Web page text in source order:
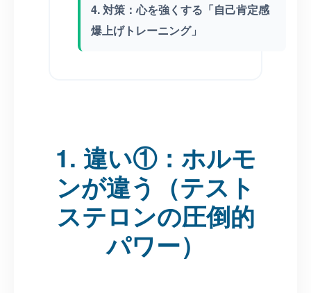
4. 対策：心を強くする「自己肯定感
爆上げトレーニング」
1. 違い①：ホルモ
ンが違う（テスト
ステロンの圧倒的
パワー）